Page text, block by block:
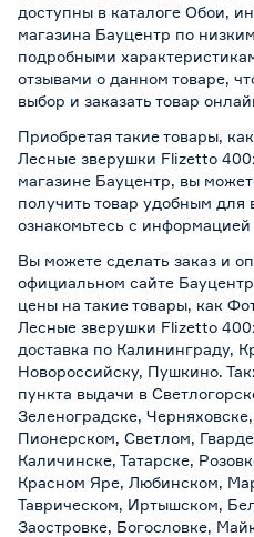
доступны в каталоге Обои,
магазина Бауцентр по
подробными
отзывами о данном товаре,
выбор и заказать товар
Приобретая такие товары,
Лесные зверушки Flizetto
магазине Бауцентр, вы
получить товар удобным для
ознакомьтесь с информацией
Вы можете сделать заказ и
официальном сайте
цены на такие товары, как
Лесные зверушки Flizetto
доставка по Калининграду,
Новороссийску, Пушкино.
пункта выдачи в
Зеленоградске,
Пионерском, Светлом,
Каличинске, Татарске,
Красном Яре, Любинском,
Таврическом, Иртышском,
Заостровке, Богословке,